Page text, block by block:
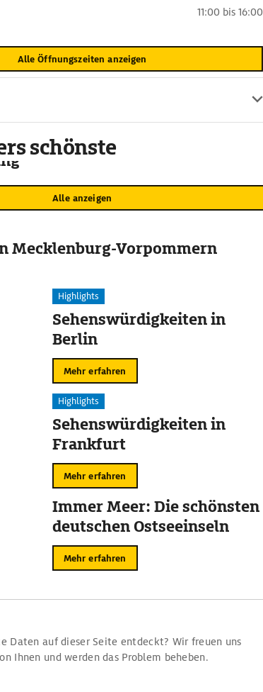
11:00 bis 16:00
Alle Öffnungszeiten anzeigen
Alle anzeigen
schönste
Mecklenburg-Vorpommern
Highlights
Sehenswürdigkeiten in
Berlin
Mehr erfahren
Highlights
Sehenswürdigkeiten in
Frankfurt
Mehr erfahren
Immer Meer: Die schönsten
deutschen Ostseeinseln
Mehr erfahren
Daten auf dieser Seite entdeckt? Wir freuen uns
Ihnen und werden das Problem beheben.